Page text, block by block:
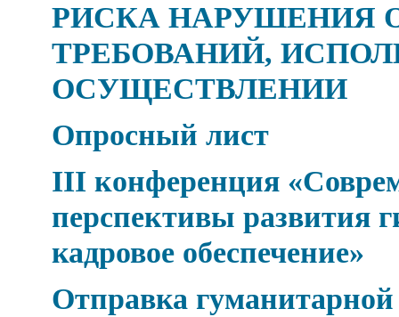
РИСКА НАРУШЕНИЯ
ТРЕБОВАНИЙ,
ОСУЩЕСТВЛЕНИИ
Опросный лист
III конференция
перспективы развития
кадровое обеспечение»
Отправка